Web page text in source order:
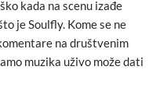
kada na scenu izađe
je Soulfly. Kome se ne
na društvenim
muzika uživo može dati